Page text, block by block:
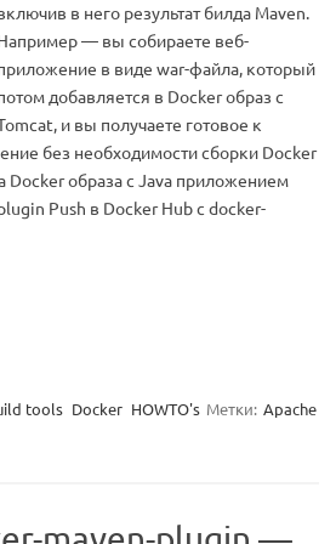
в него результат билда Maven.
— вы собираете веб-
в виде war-файла, который
добавляется в Docker образ с
и вы получаете готовое к
без необходимости сборки Docker
Docker образа с Java приложением
Push в Docker Hub с docker-
tools Docker HOWTO's Метки: Apache